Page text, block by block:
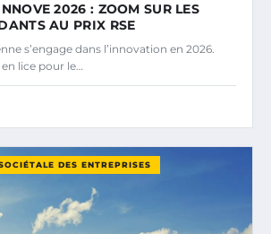
2026 : ZOOM SUR LES
AU PRIX RSE
s’engage dans l’innovation en 2026.
lice pour le…
DES ENTREPRISES